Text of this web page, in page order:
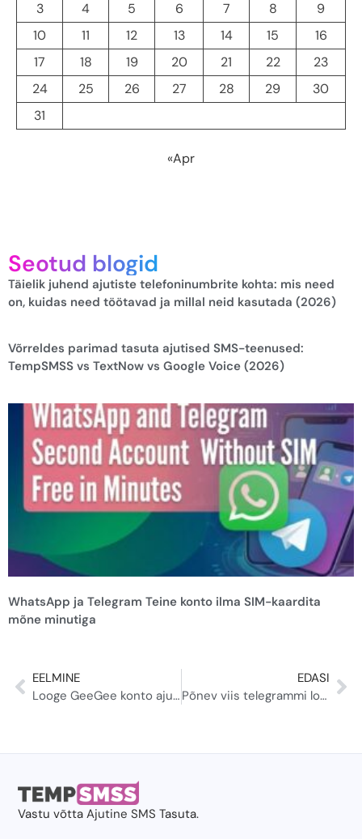
3
4 5 6 7 8
9
10
11 12 13 14 15
16
17
18 19 20 21 22
23
24
25 26 27 28 29
30
31
«Apr
Seotud blogid
Täielik juhend ajutiste telefoninumbrite kohta: mis need
on, kuidas need töötavad ja millal neid kasutada (2026)
Võrreldes parimad tasuta ajutised SMS-teenused:
TempSMSS vs TextNow vs Google Voice (2026)
WhatsApp ja Telegram Teine konto ilma SIM-kaardita
mõne minutiga
EELMINE
Looge GeeGee konto ajutise numbri järgi 2 minutiga
EDASI
Põnev viis telegrammi loomiseks ilma telefoninumbrita
Vastu võttaAjutine SMS Tasuta.